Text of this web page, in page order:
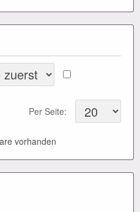
Per Seite:
vorhanden